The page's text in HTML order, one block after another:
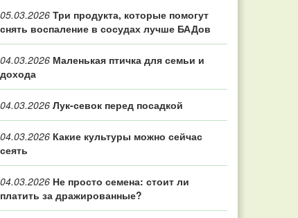
05.03.2026 Три продукта, которые помогут
снять воспаление в сосудах лучше БАДов
04.03.2026 Маленькая птичка для семьи и
дохода
04.03.2026 Лук-севок перед посадкой
04.03.2026 Какие культуры можно сейчас
сеять
04.03.2026 Не просто семена: стоит ли
платить за дражированные?